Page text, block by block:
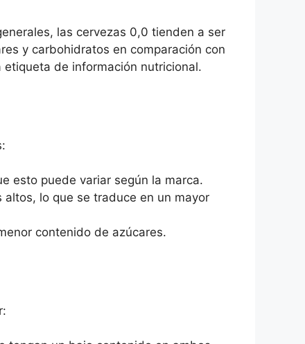
las cervezas 0,0 tienden a ser
y carbohidratos en comparación con
de información nutricional.
esto puede variar según la marca.
lo que se traduce en un mayor
contenido de azúcares.